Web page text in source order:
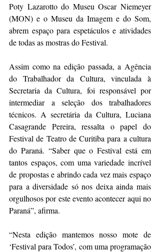
Poty Lazarotto do Museu Oscar Niemeyer
(MON) e o Museu da Imagem e do Som,
abrem espaço para espetáculos e atividades
de todas as mostras do Festival.
Assim como na edição passada, a Agência
do Trabalhador da Cultura, vinculada à
Secretaria da Cultura, foi responsável por
intermediar a seleção dos trabalhadores
técnicos. A secretária da Cultura, Luciana
Casagrande Pereira, ressalta o papel do
Festival de Teatro de Curitiba para a cultura
do Paraná. “Saber que o Festival está em
tantos espaços, com uma variedade incrível
de propostas e abrindo cada vez mais espaço
para a diversidade só nos deixa ainda mais
orgulhosos por este evento acontecer aqui no
Paraná”, afirma.
“Nesta edição mantemos nosso mote de
‘Festival para Todos’, com uma programação